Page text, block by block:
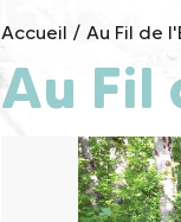
Accueil / Au Fil de
Au Fil